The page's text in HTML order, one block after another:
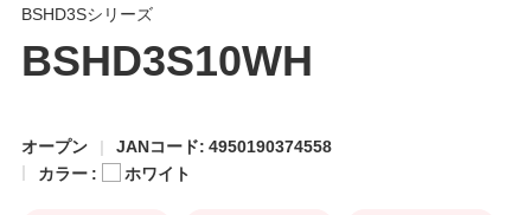
BSHD3Sシリーズ
BSHD3S10WH
オープン
JANコード: 4950190374558
カラー :
ホワイト